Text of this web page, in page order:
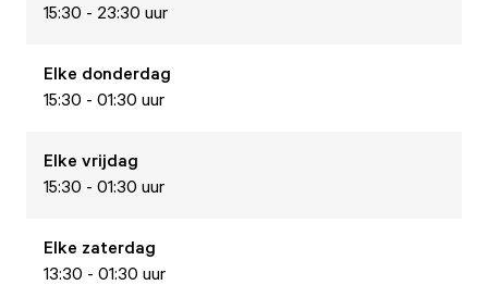
15:30 - 23:30 uur
Elke donderdag
15:30 - 01:30 uur
Elke vrijdag
15:30 - 01:30 uur
Elke zaterdag
13:30 - 01:30 uur